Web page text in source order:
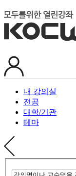
내 강의실
전공
대학/기관
테마